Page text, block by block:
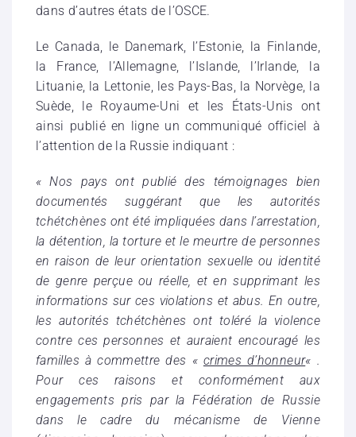
dans d’autres états de l’OSCE.
Le Canada, le Danemark, l’Estonie, la Finlande,
la France, l’Allemagne, l’Islande, l’Irlande, la
Lituanie, la Lettonie, les Pays-Bas, la Norvège, la
Suède, le Royaume-Uni et les États-Unis ont
ainsi publié en ligne un communiqué officiel à
l’attention de la Russie indiquant :
« Nos pays ont publié des témoignages bien
documentés suggérant que les autorités
tchétchènes ont été impliquées dans l’arrestation,
la détention, la torture et le meurtre de personnes
en raison de leur orientation sexuelle ou identité
de genre perçue ou réelle, et en supprimant les
informations sur ces violations et abus. En outre,
les autorités tchétchènes ont toléré la violence
contre ces personnes et auraient encouragé les
familles à commettre des « crimes d’honneur« .
Pour ces raisons et conformément aux
engagements pris par la Fédération de Russie
dans le cadre du mécanisme de Vienne